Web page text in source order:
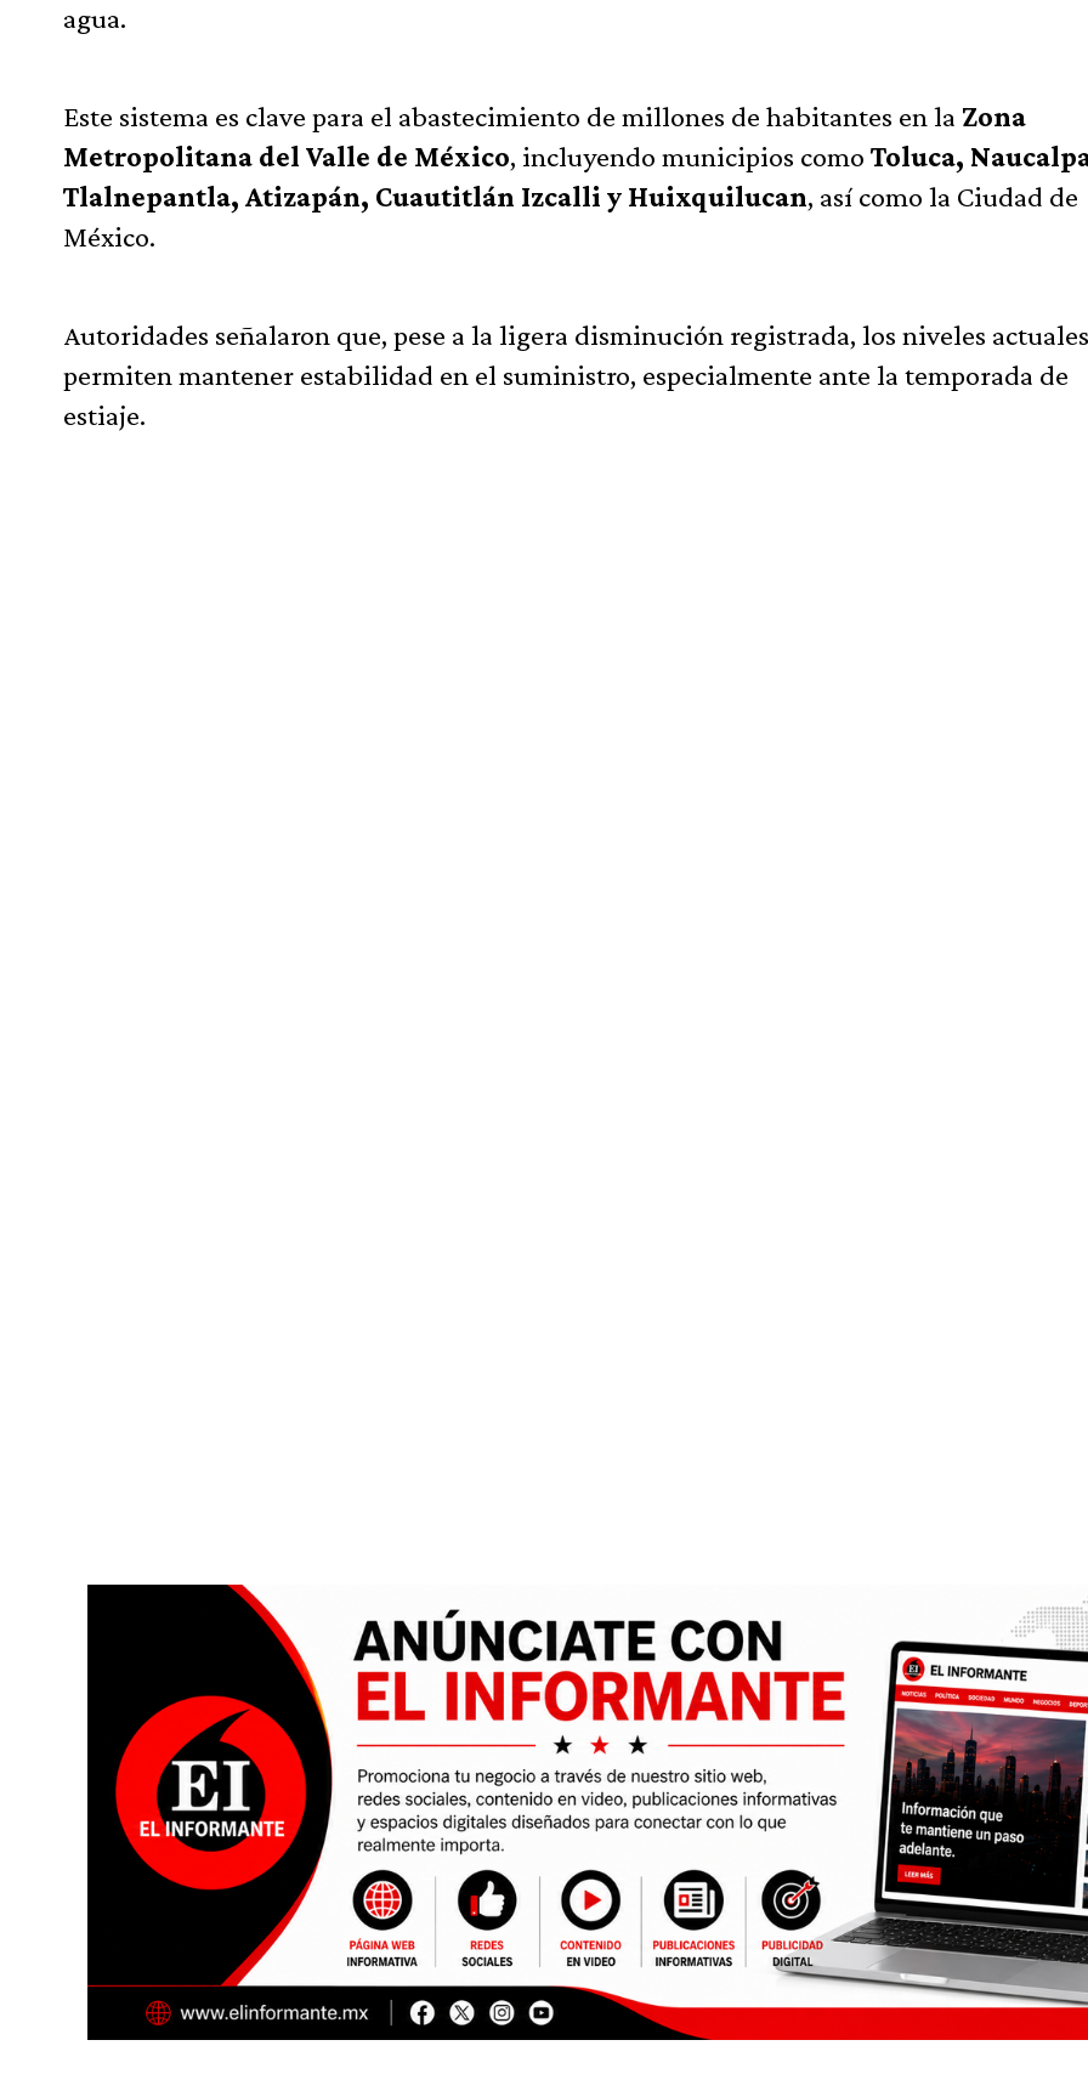
agua.
Este sistema es clave para el abastecimiento de millones de habitantes en la Zona
Metropolitana del Valle de México, incluyendo municipios como Toluca,
Tlalnepantla, Atizapán, Cuautitlán Izcalli y Huixquilucan, así como la Ciudad de
México.
Autoridades señalaron que, pese a la ligera disminución registrada, los niveles actuales
permiten mantener estabilidad en el suministro, especialmente ante la temporada de
estiaje.